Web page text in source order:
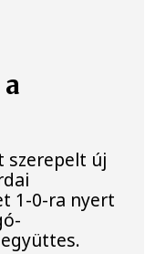
szerepelt új
1-0-ra nyert